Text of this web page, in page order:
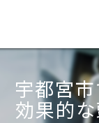
宇都宮市
効果的